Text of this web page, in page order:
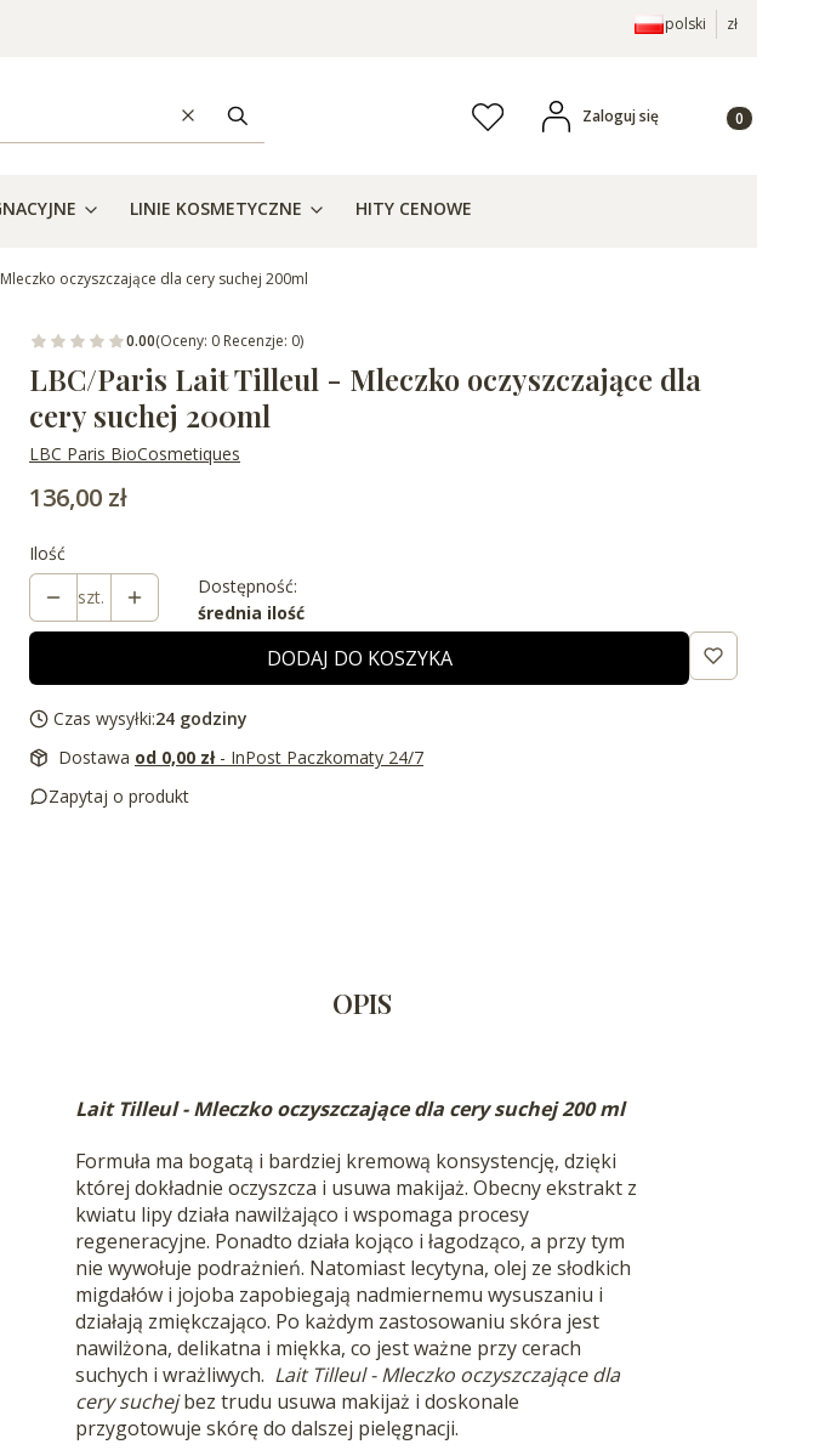
polski zł
WyczyśćSzukaj Ulubione Zaloguj się Produkty w
LINIE KOSMETYCZNE HITY CENOWE
oczyszczające dla cery suchej 200ml
0.00(Oceny: 0 Recenzje: 0)
LBC/Paris Lait Tilleul - Mleczko oczyszczające dla
cery suchej 200ml
LBC Paris BioCosmetiques
Cena
136,00 zł
Ilość
szt.
Dostępność:
średnia ilość
DODAJ DO KOSZYKA
Czas wysyłki:24 godziny
Dostawa od 0,00 zł - InPost Paczkomaty 24/7
Zapytaj o produkt
OPIS
Lait Tilleul- Mleczko oczyszczające dla cery suchej 200 ml
Formuła ma bogatą i bardziej kremową konsystencję, dzięki
której dokładnie oczyszcza i usuwa makijaż. Obecny ekstrakt z
kwiatu lipy działa nawilżająco i wspomaga procesy
regeneracyjne. Ponadto działa kojąco i łagodząco, a przy tym
nie wywołuje podrażnień. Natomiast lecytyna, olej ze słodkich
migdałów i jojoba zapobiegają nadmiernemu wysuszaniu i
działają zmiękczająco. Po każdym zastosowaniu skóra jest
nawilżona, delikatna i miękka, co jest ważne przy cerach
suchych i wrażliwych. Lait Tilleul - Mleczko oczyszczające dla
cery suchejbez trudu usuwa makijaż i doskonale
przygotowuje skórę do dalszej pielęgnacji.